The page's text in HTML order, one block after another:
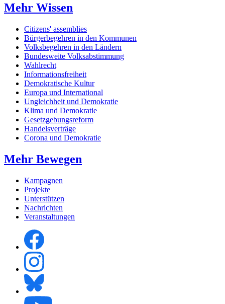
Mehr Wissen
Citizens' assemblies
Bürgerbegehren in den Kommunen
Volksbegehren in den Ländern
Bundesweite Volksabstimmung
Wahlrecht
Informationsfreiheit
Demokratische Kultur
Europa und International
Ungleichheit und Demokratie
Klima und Demokratie
Gesetzgebungsreform
Handelsverträge
Corona und Demokratie
Mehr Bewegen
Kampagnen
Projekte
Unterstützen
Nachrichten
Veranstaltungen